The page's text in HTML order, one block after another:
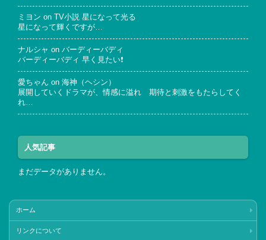
ミヨン on
TV小説 星になって光る
星になって輝くですが…
ナルシャ on バーディーバディ
バーディーバディ 早く見たい❗
愛ちゃん on 海神（ヘシン）
展開していくドラマが、情感に溢れ 期待と刺激をもたらしてく
れ…
人気記事
まだデータがありません。
ホーム
リンクについて